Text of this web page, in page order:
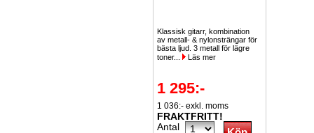
Klassisk gitarr, kombination
av metall- & nylonsträngar för
bästa ljud. 3 metall för lägre
toner...
Läs mer
1 295:-
1 036:- exkl. moms
FRAKTFRITT!
Antal